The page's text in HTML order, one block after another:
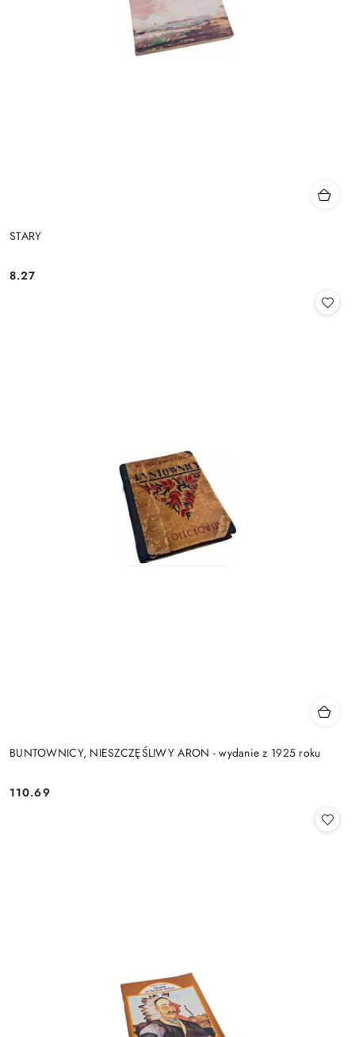
STARY
Cena:
8.27
BUNTOWNICY, NIESZCZĘŚLIWY ARON - wydanie z 1925 roku
Cena:
110.69